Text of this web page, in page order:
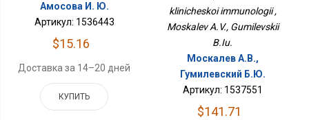
Амосова И. Ю.
Артикул: 1536443
$15.16
Доставка за 14–20 дней
КУПИТЬ
klinicheskoi immunologii ,
Moskalev A.V., Gumilevskii
B.Iu.
Москалев А.В.,
Гумилевский Б.Ю.
Артикул: 1537551
$141.71